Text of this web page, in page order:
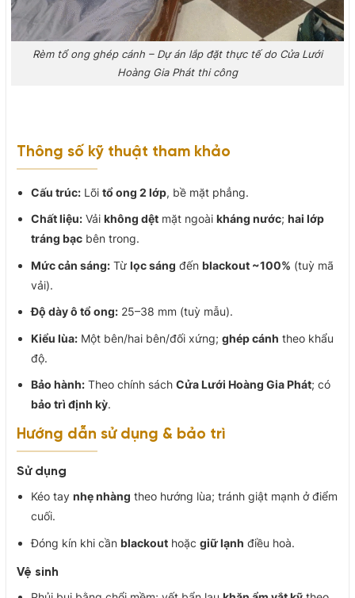
Rèm tổ ong ghép cánh – Dự án lắp đặt thực tế do Cửa Lưới
Hoàng Gia Phát thi công
Thông số kỹ thuật tham khảo
Cấu trúc: Lõi tổ ong 2 lớp, bề mặt phẳng.
Chất liệu: Vải không dệt mặt ngoài kháng nước; hai lớp
tráng bạc bên trong.
Mức cản sáng: Từ lọc sáng đến blackout ~100% (tuỳ mã
vải).
Độ dày ô tổ ong: 25–38 mm (tuỳ mẫu).
Kiểu lùa: Một bên/hai bên/đối xứng; ghép cánh theo khẩu
độ.
Bảo hành: Theo chính sách Cửa Lưới Hoàng Gia Phát; có
bảo trì định kỳ.
Hướng dẫn sử dụng & bảo trì
Sử dụng
Kéo tay nhẹ nhàng theo hướng lùa; tránh giật mạnh ở điểm
cuối.
Đóng kín khi cần blackout hoặc giữ lạnh điều hoà.
Vệ sinh